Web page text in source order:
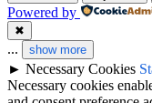
Powered by
✖
... show more
► Necessary Cookies
Necessary cookies